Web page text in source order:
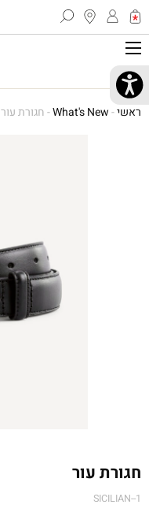
ראשי-
What's New
-חגורת עור
חגורת עור
SICILIAN--1